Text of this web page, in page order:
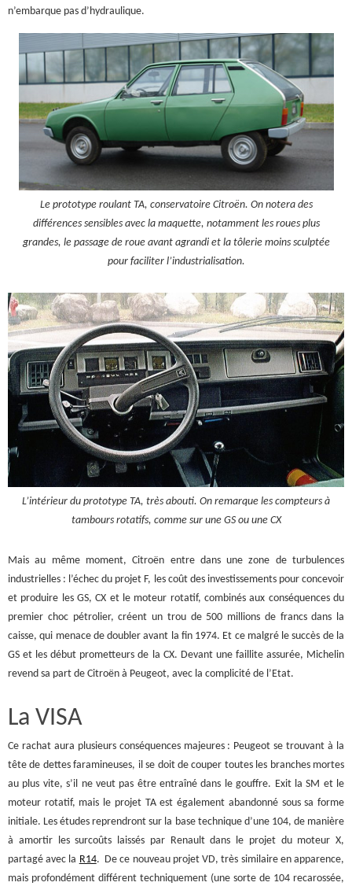
n’embarque pas d’hydraulique.
Le prototype roulant TA, conservatoire Citroën. On notera des
différences sensibles avec la maquette, notamment les roues plus
grandes, le passage de roue avant agrandi et la tôlerie moins sculptée
pour faciliter l’industrialisation.
L’intérieur du prototype TA, très abouti. On remarque les compteurs à
tambours rotatifs, comme sur une GS ou une CX
Mais au même moment, Citroën entre dans une zone de turbulences
industrielles : l’échec du projet F, les coût des investissements pour concevoir
et produire les GS, CX et le moteur rotatif, combinés aux conséquences du
premier choc pétrolier, créent un trou de 500 millions de francs dans la
caisse, qui menace de doubler avant la fin 1974. Et ce malgré le succès de la
GS et les début prometteurs de la CX. Devant une faillite assurée, Michelin
revend sa part de Citroën à Peugeot, avec la complicité de l’Etat.
La VISA
Ce rachat aura plusieurs conséquences majeures : Peugeot se trouvant à la
tête de dettes faramineuses, il se doit de couper toutes les branches mortes
au plus vite, s’il ne veut pas être entraîné dans le gouffre. Exit la SM et le
moteur rotatif, mais le projet TA est également abandonné sous sa forme
initiale. Les études reprendront sur la base technique d’une 104, de manière
à amortir les surcoûts laissés par Renault dans le projet du moteur X,
partagé avec la R14. De ce nouveau projet VD, très similaire en apparence,
mais profondément différent techniquement (une sorte de 104 recarossée,